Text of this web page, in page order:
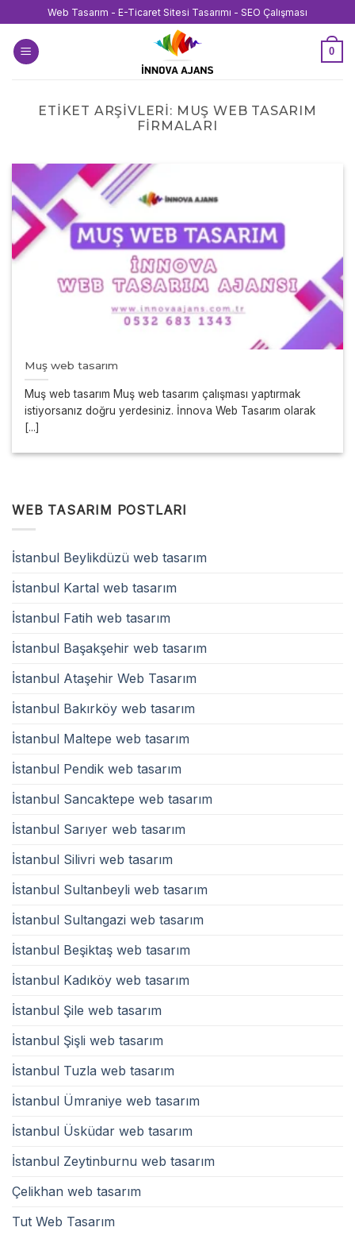
atla
Web Tasarım - E-Ticaret Sitesi Tasarımı - SEO Çalışması
0
ETIKET ARŞIVLERI: MUŞ WEB TASARIM
FIRMALARI
Muş web tasarım
Muş web tasarım Muş web tasarım çalışması yaptırmak
istiyorsanız doğru yerdesiniz. İnnova Web Tasarım olarak
[...]
WEB TASARIM POSTLARI
İstanbul Beylikdüzü web tasarım
İstanbul Kartal web tasarım
İstanbul Fatih web tasarım
İstanbul Başakşehir web tasarım
İstanbul Ataşehir Web Tasarım
İstanbul Bakırköy web tasarım
İstanbul Maltepe web tasarım
İstanbul Pendik web tasarım
İstanbul Sancaktepe web tasarım
İstanbul Sarıyer web tasarım
İstanbul Silivri web tasarım
İstanbul Sultanbeyli web tasarım
İstanbul Sultangazi web tasarım
İstanbul Beşiktaş web tasarım
İstanbul Kadıköy web tasarım
İstanbul Şile web tasarım
İstanbul Şişli web tasarım
İstanbul Tuzla web tasarım
İstanbul Ümraniye web tasarım
İstanbul Üsküdar web tasarım
İstanbul Zeytinburnu web tasarım
Çelikhan web tasarım
Tut Web Tasarım